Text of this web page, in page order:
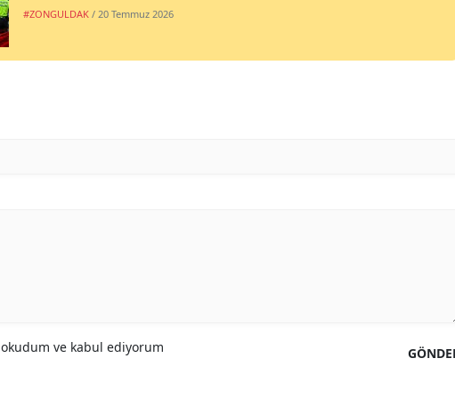
#ZONGULDAK / 20 Temmuz 2026
okudum ve kabul ediyorum